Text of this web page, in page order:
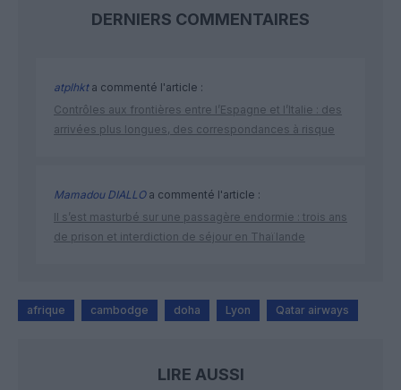
DERNIERS COMMENTAIRES
atplhkta commenté l'article :
Contrôles aux frontières entre l’Espagne et l’Italie : des
arrivées plus longues, des correspondances à risque
Mamadou DIALLOa commenté l'article :
Il s’est masturbé sur une passagère endormie : trois ans
de prison et interdiction de séjour en Thaïlande
afrique cambodge doha Lyon Qatar airways
LIRE AUSSI